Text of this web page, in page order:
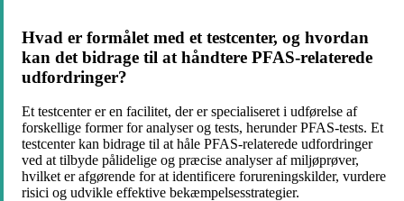
Hvad er formålet med et testcenter, og hvordan
kan det bidrage til at håndtere PFAS-relaterede
udfordringer?
Et testcenter er en facilitet, der er specialiseret i udførelse af
forskellige former for analyser og tests, herunder PFAS-tests. Et
testcenter kan bidrage til at håle PFAS-relaterede udfordringer
ved at tilbyde pålidelige og præcise analyser af miljøprøver,
hvilket er afgørende for at identificere forureningskilder, vurdere
risici og udvikle effektive bekæmpelsesstrategier.